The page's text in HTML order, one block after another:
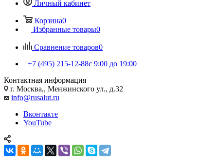
Личный кабинет
Корзина0
Избранные товары0
Сравнение товаров0
+7 (495) 215-12-88c 9:00 до 19:00
Контактная информация
г. Москва,, Менжинского ул., д.32
info@rusalut.ru
Вконтакте
YouTube